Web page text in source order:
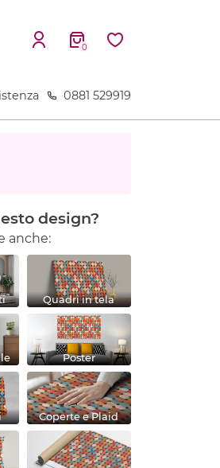
0
0881 529919
design?
anche:
Quadri in tela
Poster
Coperte e Plaid